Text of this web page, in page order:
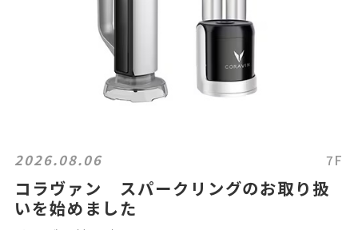
2026.08.06 7F
コラヴァン スパークリングのお取り扱
いを始めました